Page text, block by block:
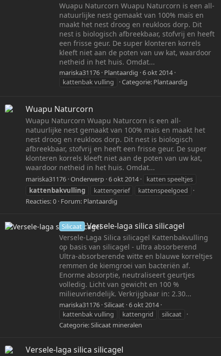
Wuapu Naturcorn Wuapu Naturcorn is een all-
natuurlijke nest gemaakt van 100% maïs en
maakt het nest droog en reukloos dorp. Dit
nest is biologisch afbreekbaar, stofvrij en heeft
een frisse geur. De super klonteren korrels
kleeft niet aan de poten van uw kat, waardoor
netheid in het huis. Omdat...
mariska31176 Plantaardig 6 okt 2014
kattenbak vulling
Categorie: Plantaardig
Wuapu Naturcorn
Wuapu Naturcorn Wuapu Naturcorn is een all-
natuurlijke nest gemaakt van 100% maïs en maakt het
nest droog en reukloos dorp. Dit nest is biologisch
afbreekbaar, stofvrij en heeft een frisse geur. De super
klonteren korrels kleeft niet aan de poten van uw kat,
waardoor netheid in het huis. Omdat...
mariska31176 Onderwerp 6 okt 2014
katten speeltjes
kattenbakvulling
kattengerief
kattenspeelgoed
Reacties: 0 Forum: Plantaardig
Silicaat Versele-laga silica silicagel
Versele-Laga Silica silicagel Kattenbakvulling
op basis van silicagel - ultra absorberend
Ultra-absorberende witte en blauwe korreltjes
remmen de kiemgroei van bacteriën af.
Enorme absorptie, neutraliseert geurtjes
volledig. Licht van gewicht en 100 %
milieuvriendelijk. Verkrijgbaar in: 2.30...
mariska31176 Silicaat 6 okt 2014
kattenbak vulling
kattengrid
silicaat
Categorie:Silicaat mineralen
Versele-laga silica silicagel